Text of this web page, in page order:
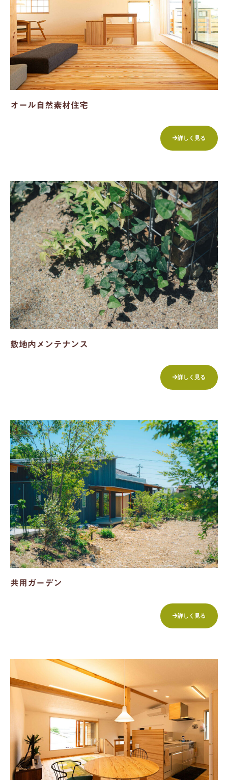
オール自然素材住宅
詳しく見る
敷地内メンテナンス
詳しく見る
共用ガーデン
詳しく見る